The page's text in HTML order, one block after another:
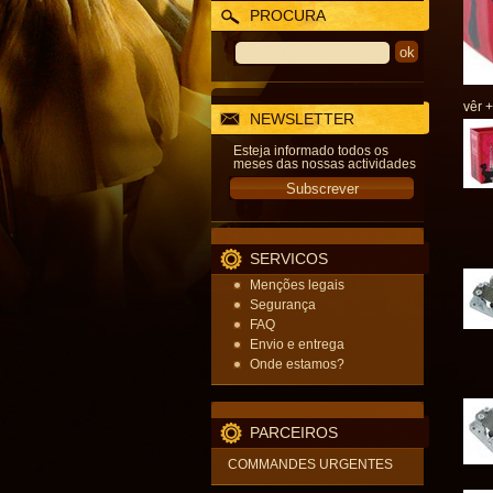
PROCURA
NEWSLETTER
Esteja informado todos os
meses das nossas actividades
SERVICOS
Menções legais
Segurança
FAQ
Envio e entrega
Onde estamos?
PARCEIROS
COMMANDES URGENTES
vêr